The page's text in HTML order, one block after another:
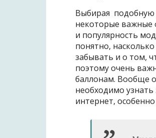
Выбирая подобную
некоторые важные
и популярность
понятно,
забывать и о том,
поэтому очень
баллонам. Вообще
необходимо узнать
интернет,